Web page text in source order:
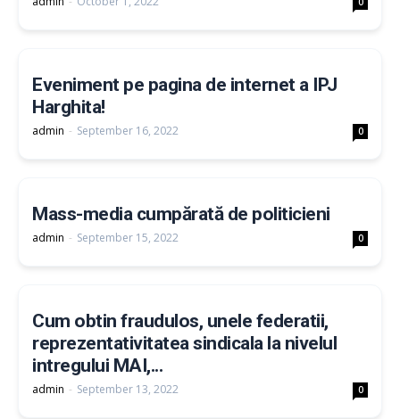
Eveniment pe pagina de internet a IPJ
Harghita!
admin - September 16, 2022 0
Mass-media cumpărată de politicieni
admin - September 15, 2022 0
Cum obtin fraudulos, unele federatii,
reprezentativitatea sindicala la nivelul
intregului MAI,...
admin - September 13, 2022 0